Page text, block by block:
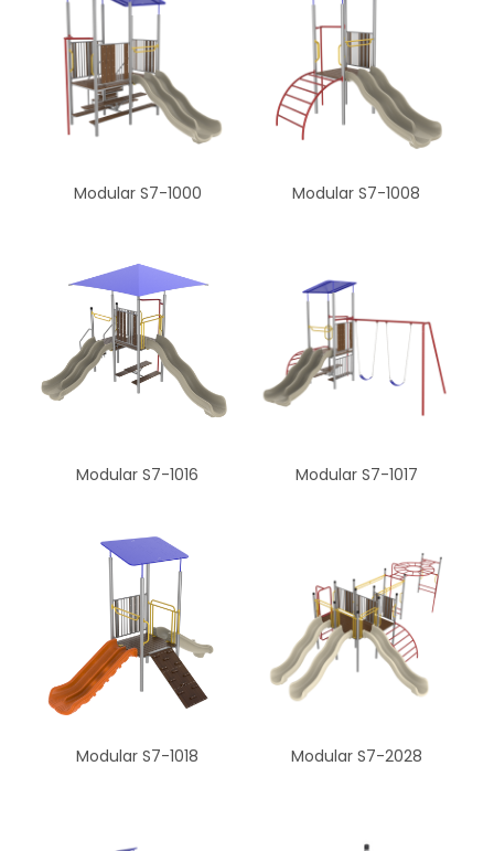
Modular S7-1000 Modular S7-1008
Modular S7-1016 Modular S7-1017
Modular S7-1018 Modular S7-2028